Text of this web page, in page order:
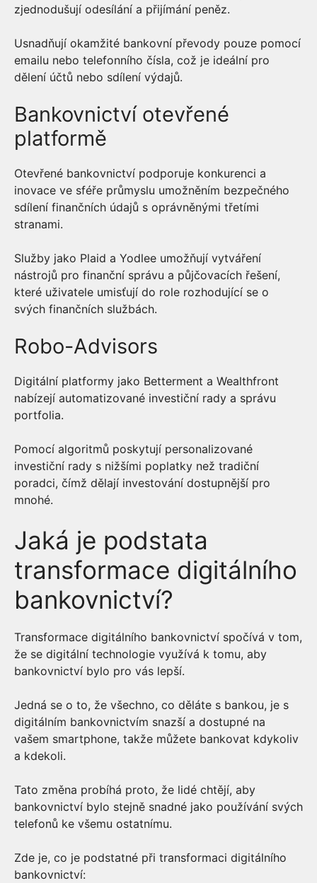
zjednodušují odesílání a přijímání peněz.
Usnadňují okamžité bankovní převody pouze pomocí
emailu nebo telefonního čísla, což je ideální pro
dělení účtů nebo sdílení výdajů.
Bankovnictví otevřené
platformě
Otevřené bankovnictví podporuje konkurenci a
inovace ve sféře průmyslu umožněním bezpečného
sdílení finančních údajů s oprávněnými třetími
stranami.
Služby jako Plaid a Yodlee umožňují vytváření
nástrojů pro finanční správu a půjčovacích řešení,
které uživatele umisťují do role rozhodující se o
svých finančních službách.
Robo-Advisors
Digitální platformy jako Betterment a Wealthfront
nabízejí automatizované investiční rady a správu
portfolia.
Pomocí algoritmů poskytují personalizované
investiční rady s nižšími poplatky než tradiční
poradci, čímž dělají investování dostupnější pro
mnohé.
Jaká je podstata
transformace digitálního
bankovnictví?
Transformace digitálního bankovnictví spočívá v tom,
že se digitální technologie využívá k tomu, aby
bankovnictví bylo pro vás lepší.
Jedná se o to, že všechno, co děláte s bankou, je s
digitálním bankovnictvím snazší a dostupné na
vašem smartphone, takže můžete bankovat kdykoliv
a kdekoli.
Tato změna probíhá proto, že lidé chtějí, aby
bankovnictví bylo stejně snadné jako používání svých
telefonů ke všemu ostatnímu.
Zde je, co je podstatné při transformaci digitálního
bankovnictví: